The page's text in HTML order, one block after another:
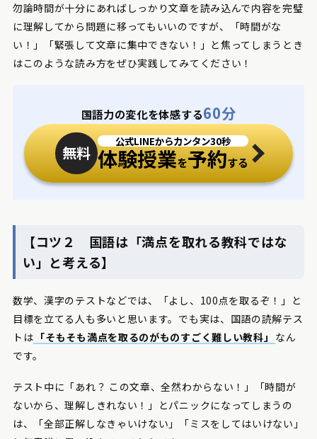
勿論時間が十分にあればしっかり文章を読み込んで内容を完璧
に理解してから問題に移ってもいいのですが、「時間がな
い！」「緊張して文章に集中できない！」と焦ってしまうとき
はこのような読み方をぜひ実践してみてください！
国語力の変化を体感する60分
無料
公式LINEからカンタン30秒
体験授業を予約する
【コツ２ 国語は「満点を取れる教科ではな
い」と考える】
数学、漢字のテストなどでは、「よし、100点を取るぞ！」と
目標を立てる人も多いと思います。でも実は、国語の読解テス
トは 「そもそも満点を取るのがものすごく難しい教科」 なん
です。
テスト中に「あれ？ この文章、全然わからない！」「時間が
ないから、理解しきれない！」とパニックになってしまうの
は、「全部正解しなきゃいけない」「ミスをしてはいけない」